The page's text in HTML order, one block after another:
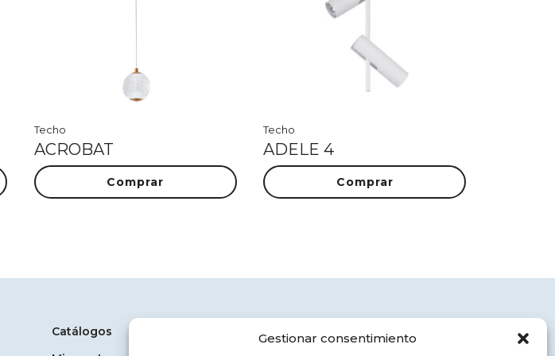
Gestionar consentimiento
Techo
ACROBAT
Comprar
Techo
ADELE 4
Comprar
Catálogos
Aviso legal